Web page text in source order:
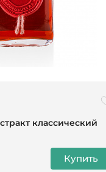
классический
Купить